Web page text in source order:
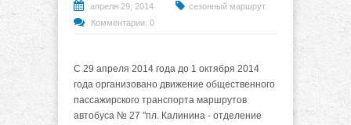
апреля 29, 2014
сезонный маршрут
Комментарии: 0
С 29 апреля 2014 года до 1 октября 2014
года организовано движение общественного
пассажирского транспорта маршрутов
автобуса № 27 "пл. Калинина - отделение